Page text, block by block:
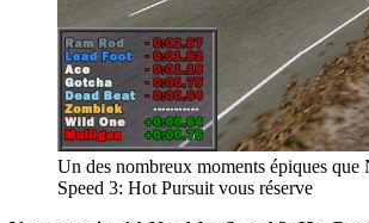
Un des nombreux moments épiques que
Speed 3: Hot Pursuit vous réserve